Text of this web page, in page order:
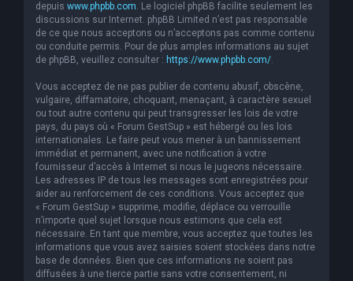
depuis www.phpbb.com. Le logiciel phpBB facilite seulement les
discussions sur Internet. phpBB Limited n’est pas responsable
de ce que nous acceptons ou n’acceptons pas comme contenu
ou conduite permis. Pour de plus amples informations au sujet
de phpBB, veuillez consulter : https://www.phpbb.com/.
Vous acceptez de ne pas publier de contenu abusif, obscène,
vulgaire, diffamatoire, choquant, menaçant, à caractère sexuel
ou tout autre contenu qui peut transgresser les lois de votre
pays, du pays où « Forum GestSup » est hébergé ou les lois
internationales. Le faire peut vous mener à un bannissement
immédiat et permanent, avec une notification à votre
fournisseur d’accès à Internet si nous le jugeons nécessaire.
Les adresses IP de tous les messages sont enregistrées pour
aider au renforcement de ces conditions. Vous acceptez que
« Forum GestSup » supprime, modifie, déplace ou verrouille
n’importe quel sujet lorsque nous estimons que cela est
nécessaire. En tant que membre, vous acceptez que toutes les
informations que vous avez saisies soient stockées dans notre
base de données. Bien que ces informations ne soient pas
diffusées à une tierce partie sans votre consentement, ni